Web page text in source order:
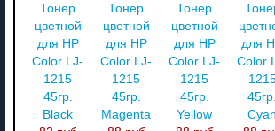
Тонер
цветной
для HP
Color LJ-
1215
45гр.
Black
Тонер
цветной
для HP
Color LJ-
1215
45гр.
Magenta
Тонер
цветной
для HP
Color LJ-
1215
45гр.
Yellow
для
Color
45гр.
Cyan